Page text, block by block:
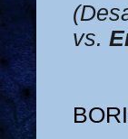
vs.